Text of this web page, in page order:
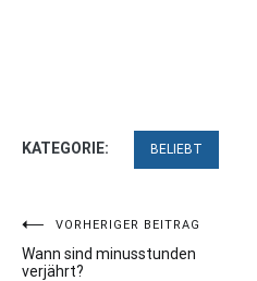
KATEGORIE: BELIEBT
Beitragsnavigation
VORHERIGER BEITRAG
Wann sind minusstunden
verjährt?